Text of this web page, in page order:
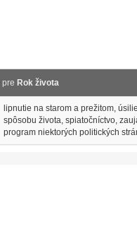
Rok života
lipnutie na starom a prežitom,
spôsobu života, spiatočníctvo,
program niektorých politických